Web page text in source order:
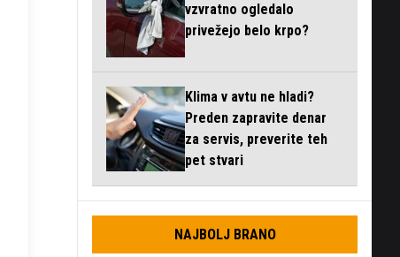
vzvratno ogledalo
privežejo belo krpo?
Klima v avtu ne hladi?
Preden zapravite denar
za servis, preverite teh
pet stvari
NAJBOLJ BRANO